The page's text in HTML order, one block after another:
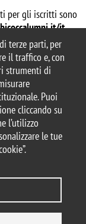
terze parti, per
il traffico e, con
strumenti di
Puoi
cliccando su
l’utilizzo
le tue
per gli iscritti sono
it.
Università degli
20126, Milano